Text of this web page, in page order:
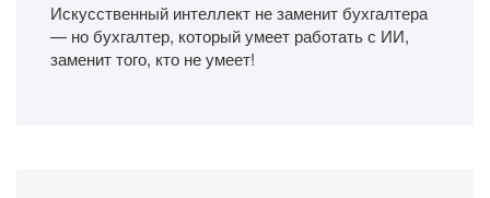
Искусственный интеллект не заменит бухгалтера
— но бухгалтер, который умеет работать с ИИ,
заменит того, кто не умеет!